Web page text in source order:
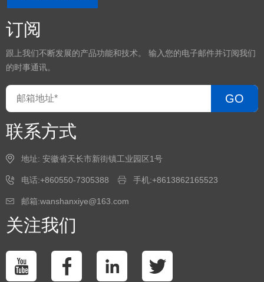
订阅
跟上我们不断发展的产品功能和技术。 输入您的电子邮件并订阅我们
的时事通讯。
GO
联系方式
地址: 安徽省天长市新街镇工业园区1号
电话:+860550-7305388 手机:+8613862165523
邮箱:wanshanxiye@163.com
关注我们